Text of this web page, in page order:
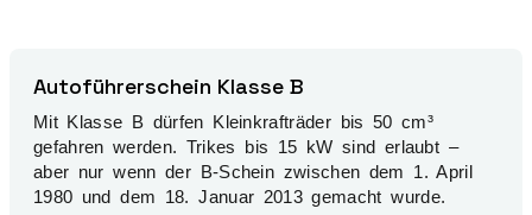
Autoführerschein Klasse B
Mit Klasse B dürfen Kleinkrafträder bis 50 cm³
gefahren werden. Trikes bis 15 kW sind erlaubt –
aber nur wenn der B-Schein zwischen dem 1. April
1980 und dem 18. Januar 2013 gemacht wurde.